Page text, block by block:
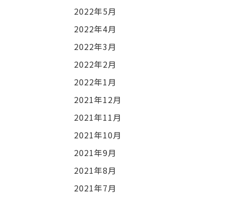
2022年5月
2022年4月
2022年3月
2022年2月
2022年1月
2021年12月
2021年11月
2021年10月
2021年9月
2021年8月
2021年7月